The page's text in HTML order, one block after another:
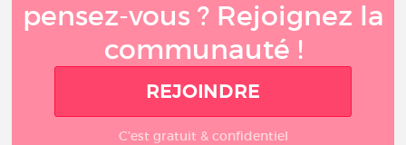
pensez-vous ? Rejoignez la
communauté !
REJOINDRE
C'est gratuit & confidentiel